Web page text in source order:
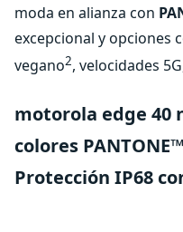
moda en alianza con
excepcional y opciones
vegano2, velocidades
motorola edge 40
colores
Protección IP68